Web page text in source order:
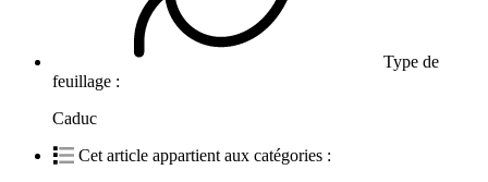
Type de
feuillage :
Caduc
Cet article appartient aux catégories :